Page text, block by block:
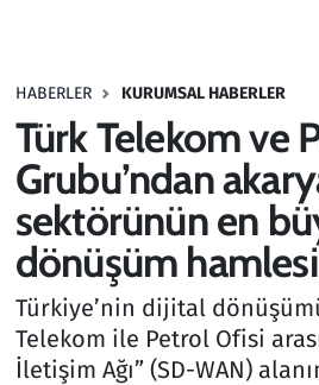
HABERLER KURUMSAL HABERLER
Türk Telekom ve
Grubu’ndan
sektörünün en
dönüşüm hamlesi
Türkiye’nin dijital
Telekom ile Petrol Ofisi
İletişim Ağı” (SD-WAN)
Haber
Kültür Sanat
Kurumsal Haberler
Lezzet Durağı
Memur ve Kamu